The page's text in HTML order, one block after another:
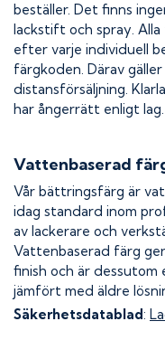
beställer. Det finns
lackstift och spray. Alla
efter varje individuell
färgkoden. Därav
distansförsäljning.
har ångerrätt enligt lag.
Vattenbaserad
Vår bättringsfärg är
idag standard inom
av lackerare och
Vattenbaserad färg
finish och är
jämfört med äldre
Säkerhetsdatablad: